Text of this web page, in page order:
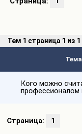
Тем 1 страница 1 из 1
Тема
Кого можно
профессионалом
Страница:
1